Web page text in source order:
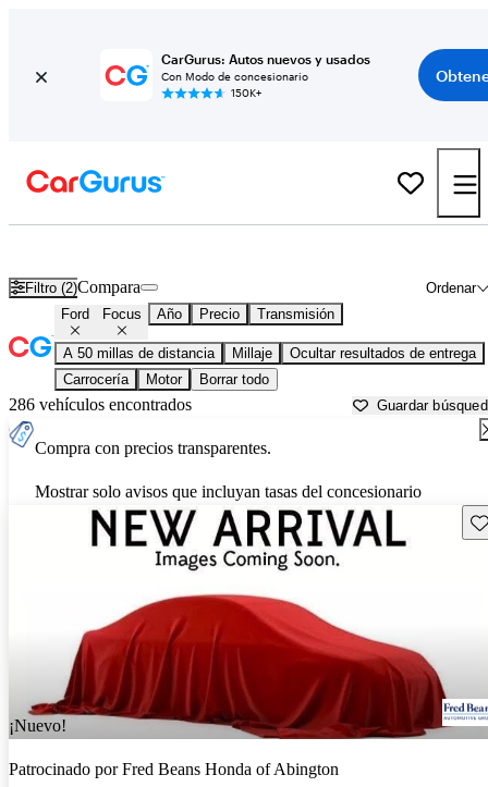
CarGurus: Autos nuevos y usados
Con Modo de concesionario
150K+
Filtro (2) Ordenar
Compara
Ford Focus Año Precio Transmisión
A 50 millas de distancia Millaje
Ocultar resultados de entrega
Carrocería
Motor Borrar todo
286 vehículos encontrados Guardar
Compra con precios transparentes.
Mostrar solo avisos que incluyan tasas del concesionario
¡Nuevo!
Patrocinado porFred Beans Honda of Abington